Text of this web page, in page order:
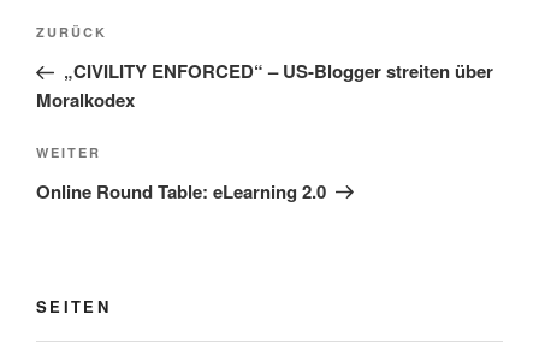
Beitragsnavigation
Vorheriger
Beitrag
ZURÜCK
„CIVILITY ENFORCED“ – US-Blogger streiten über
Moralkodex
Nächster
Beitrag
WEITER
Online Round Table: eLearning 2.0
SEITEN